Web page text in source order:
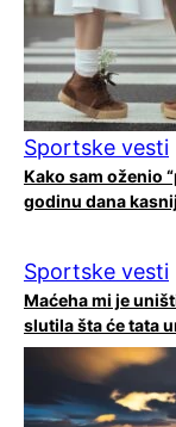
Sportske vesti
Kako sam oženio
godinu dana
Sportske vesti
Maćeha mi je
slutila šta će tata